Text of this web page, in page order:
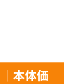
本体価